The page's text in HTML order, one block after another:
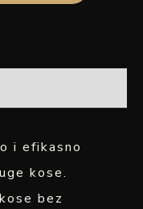
i efikasno
kose.
bez